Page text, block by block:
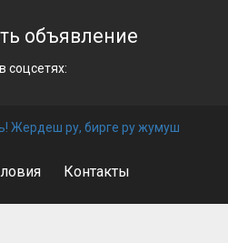
объявление
соцсетях:
Контакты